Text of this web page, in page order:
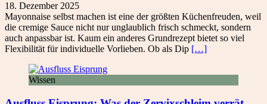
18. Dezember 2025
Mayonnaise selbst machen ist eine der größten Küchenfreuden, weil
die cremige Sauce nicht nur unglaublich frisch schmeckt, sondern
auch anpassbar ist. Kaum ein anderes Grundrezept bietet so viel
Flexibilität für individuelle Vorlieben. Ob als Dip […]
Wissen